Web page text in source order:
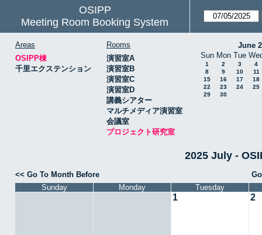
OSIPP
Meeting Room Booking System
Areas
OSIPP棟
千里エクステンション
Rooms
演習室A
演習室B
演習室C
演習室D
講義シアター
マルチメディア演習室
会議室
プロジェクト研究室
June
Sun Mon Tue
1 2 3
4
8
9 10
11
15
16 17
18
22
23 24
25
29
30
2025 July -
<< Go To Month Before
Sunday
Monday Tuesday
1 2